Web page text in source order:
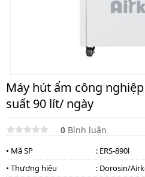
Máy hút ẩm công
suất 90 lít/ ngày
0 Bình luận
• Mã SP
: ERS-890l
• Thương hiệu
: Dorosin/